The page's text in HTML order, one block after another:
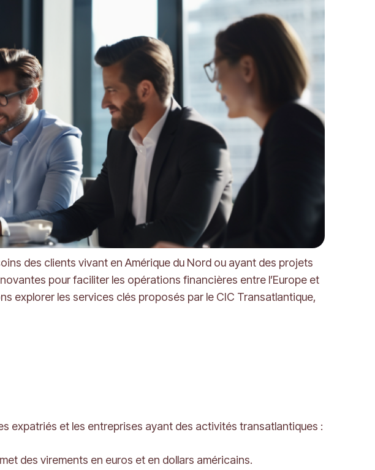
des clients vivant en Amérique du Nord ou ayant des projets
pour faciliter les opérations financières entre l’Europe et
explorer les services clés proposés par le CIC Transatlantique,
expatriés et les entreprises ayant des activités transatlantiques :
des virements en euros et en dollars américains.